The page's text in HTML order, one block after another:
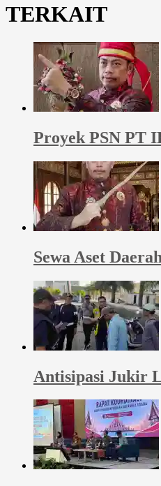
TERKAIT
Proyek PSN PT
Sewa Aset
Antisipasi Jukir